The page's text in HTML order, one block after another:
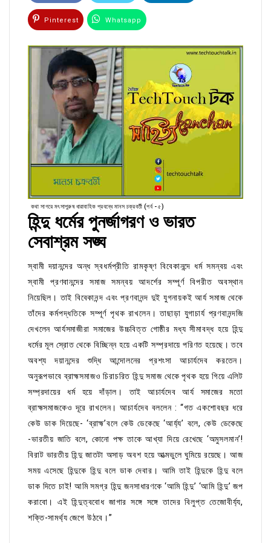
Pinterest Whatsapp
কথা সাগরে মৎসাপুরুষ ধারাবাহিক প্রবন্ধে মানস চক্রবর্তী (পর্ব - ৫)
হিন্দু ধর্মের পুনর্জাগরণ ও ভারত
সেবাশ্রম সঙ্ঘ
স্বামী দয়ানন্দের অন্ধ স্বধর্মপ্রীতি রামকৃষ্ণ বিবেকানন্দে ধর্ম সমন্বয় এবং
স্বামী প্রণবানন্দের সমাজ সমন্বয় আদর্শের সম্পূর্ণ বিপরীত অবস্থান
নিয়েছিল। তাই বিবেকানন্দ এবং প্রণবানন্দ দুই যুগনায়কই আর্য সমাজ থেকে
তাঁদের কর্মপদ্ধতিকে সম্পূর্ণ পৃথক রাখলেন। তাছাড়া যুগাচার্য প্রণবানন্দজি
দেখলেন আর্যসমাজীরা সমাজের উচ্চবিত্ত গোষ্ঠীর মধ্য সীমাবদ্ধ হয়ে হিন্দু
ধর্মের মূল স্রোত থেকে বিচ্ছিন্ন হয়ে একটি সম্প্রদায়ে পরিণত হয়েছে। তবে
অবশ্য দয়ানন্দের শুদ্ধি আন্দোলনের প্রশংসা আচার্যদেব করতেন।
অনুরূপভাবে ব্রাহ্মসমাজও চিরাচরিত হিন্দু সমাজ থেকে পৃথক হয়ে গিয়ে এলিট
সম্প্রদায়ের ধর্ম হয়ে দাঁড়াল। তাই আচার্যদেব আর্য সমাজের মতো
ব্রাহ্মসমাজকেও দূরে রাখলেন। আচার্যদেব বললেন : “গত একশোবছর ধরে
কেউ ডাক দিয়েছে- ‘ব্রাহ্ম’বলে কেউ ডেকেছে ‘আর্য্য’ বলে, কেউ ডেকেছে
-ভারতীয় জাতি বলে, কোনো পক্ষ তাকে আখ্যা দিয়ে রেখেছে ‘অমুসলমান’!
বিরাট ভারতীয় হিন্দু জাতটা অসাড় অবশ হয়ে আত্মভুলে ঘুমিয়ে রয়েছে। আজ
সময় এসেছে হিন্দুকে হিন্দু বলে ডাক দেবার। আমি তাই হিন্দুকে হিন্দু বলে
ডাক দিতে চাই! আমি সমগ্র হিন্দু জনসাধারণকে ‘আমি হিন্দু’ ‘আমি হিন্দু’ জপ
করাবো। এই হিন্দুত্ববোধ জাগার সঙ্গে সঙ্গে তাদের বিলুপ্ত তেজোবীর্য্য,
শক্তি-সামর্থ্য জেগে উঠবে।”